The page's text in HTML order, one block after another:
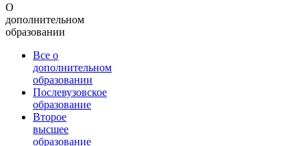
О
дополнительном
образовании
Все о
дополнительном
образовании
Послевузовское
образование
Второе
высшее
образование